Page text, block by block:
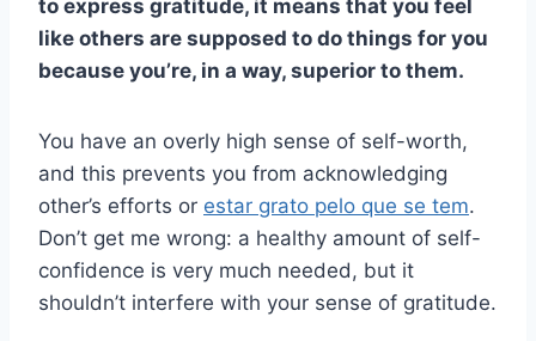
to express gratitude, it means that you feel
like others are supposed to do things for you
because you’re, in a way, superior to them.
You have an overly high sense of self-worth,
and this prevents you from acknowledging
other’s efforts or estar grato pelo que se tem.
Don’t get me wrong: a healthy amount of self-
confidence is very much needed, but it
shouldn’t interfere with your sense of gratitude.